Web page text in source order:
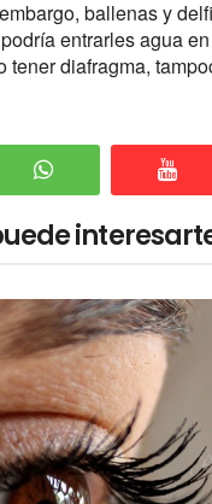
ballenas y
entrarles agua
tener diafragma,